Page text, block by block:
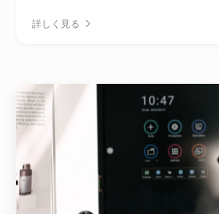
詳しく見る